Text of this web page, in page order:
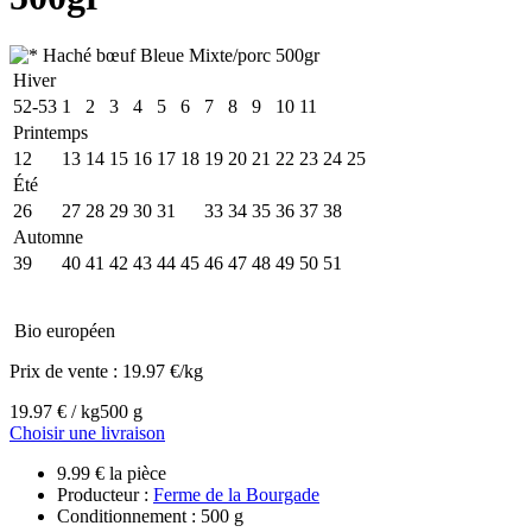
Hiver
52-53 1 2 3 4 5 6 7 8 9 10 11
Printemps
12
13 14 15 16 17 18 19 20 21 22 23 24 25
Été
26
27 28 29 30 31 33 34 35 36 37 38
Automne
39
40 41 42 43 44 45 46 47 48 49 50 51
Bio européen
Prix de vente : 19.97 €/kg
19.97 € / kg500 g
Choisir une livraison
9.99 € la pièce
Producteur : Ferme de la Bourgade
Conditionnement : 500 g